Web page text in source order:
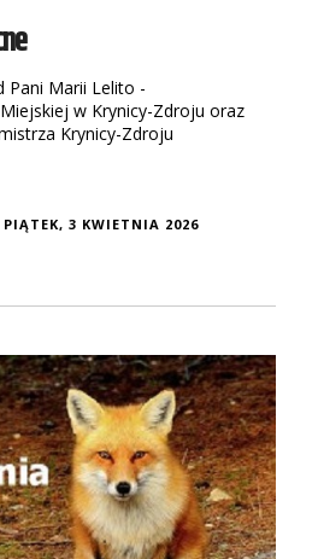
Pani Marii Lelito -
w Krynicy-Zdroju oraz
Krynicy-Zdroju
PIĄTEK, 3 KWIETNIA 2026